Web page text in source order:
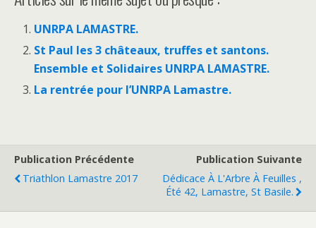
UNRPA LAMASTRE.
St Paul les 3 châteaux, truffes et santons.
Ensemble et Solidaires UNRPA LAMASTRE.
La rentrée pour l’UNRPA Lamastre.
Publication Précédente
Triathlon Lamastre 2017
Publication Suivante
Dédicace À L'Arbre À Feuilles ,
Été 42, Lamastre, St Basile.